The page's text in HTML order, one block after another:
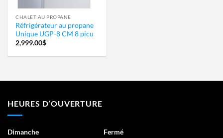
CHALET AU PROPANE
Réfrigérateur au propane
Unique UGP-8 CM 8 picu
2,999.00$
HEURES D’OUVERTURE
Dimanche
Fermé